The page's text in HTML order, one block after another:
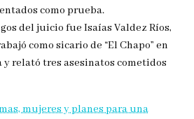
como prueba.
del juicio fue Isaías Valdez Ríos,
como sicario de “El Chapo” en
y relató tres asesinatos cometidos
mujeres y planes para una